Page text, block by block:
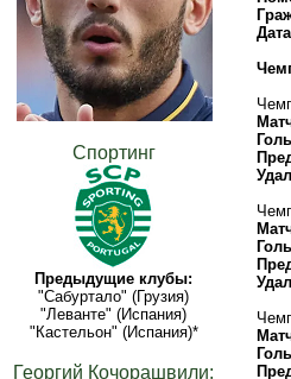
Спортинг
Предыдущие клубы:
"Сабуртало" (Грузия)
"Леванте" (Испания)
"Кастельон" (Испания)*
Георгий Кочорашвили: